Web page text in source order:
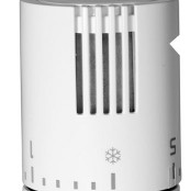
ДЛЯ КУХНІ
Для вітальні